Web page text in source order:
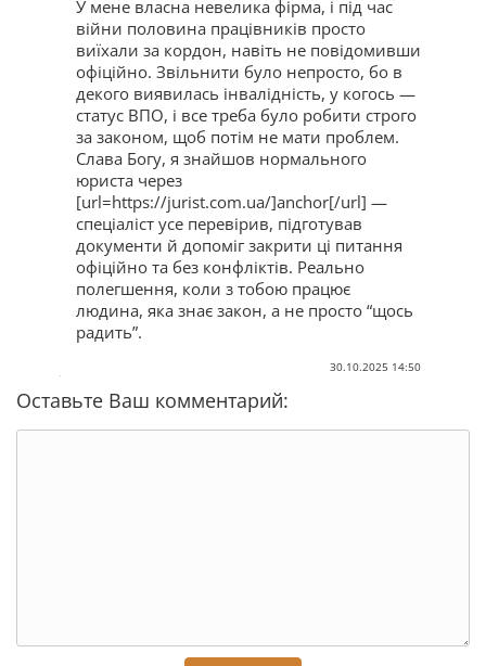
У мене власна невелика фірма, і під час
війни половина працівників просто
виїхали за кордон, навіть не повідомивши
офіційно. Звільнити було непросто, бо в
декого виявилась інвалідність, у когось —
статус ВПО, і все треба було робити строго
за законом, щоб потім не мати проблем.
Слава Богу, я знайшов нормального
юриста через
[url=https://jurist.com.ua/]anchor[/url] —
спеціаліст усе перевірив, підготував
документи й допоміг закрити ці питання
офіційно та без конфліктів. Реально
полегшення, коли з тобою працює
людина, яка знає закон, а не просто “щось
радить”.
30.10.2025 14:50
Оставьте Ваш комментарий: